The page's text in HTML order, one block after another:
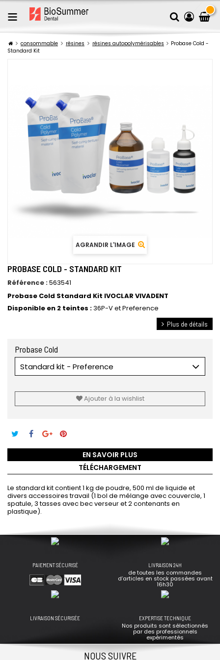
consommable résines résines autopolymérisables
Probase Cold -
Standard Kit
AGRANDIR L'IMAGE
PROBASE COLD - STANDARD KIT
Référence :563541
Probase Cold Standard Kit IVOCLAR VIVADENT
Disponible en 2 teintes :36P-V et Preference
Plus de détails
Probase Cold
Standard kit - Preference
Ajouter à la wishlist
EN SAVOIR PLUS
TÉLÉCHARGEMENT
Le standard kit contient 1 kg de poudre, 500 ml de liquide et
divers accessoires travail (1 bol de mélange avec couvercle, 1
spatule, 3 tasses avec bec verseur et 2 contenants en
plastique).
PAIEMENT SÉCURISÉ LIVRAISON 24H
de toutes les commandes
d’articles en stock passées avant
16h30
LIVRAISON SÉCURISÉE EXPERTISE TECHNIQUE
Nos produits sont sélectionnés
par des professionnels
expérimentés
NOUS SUIVRE